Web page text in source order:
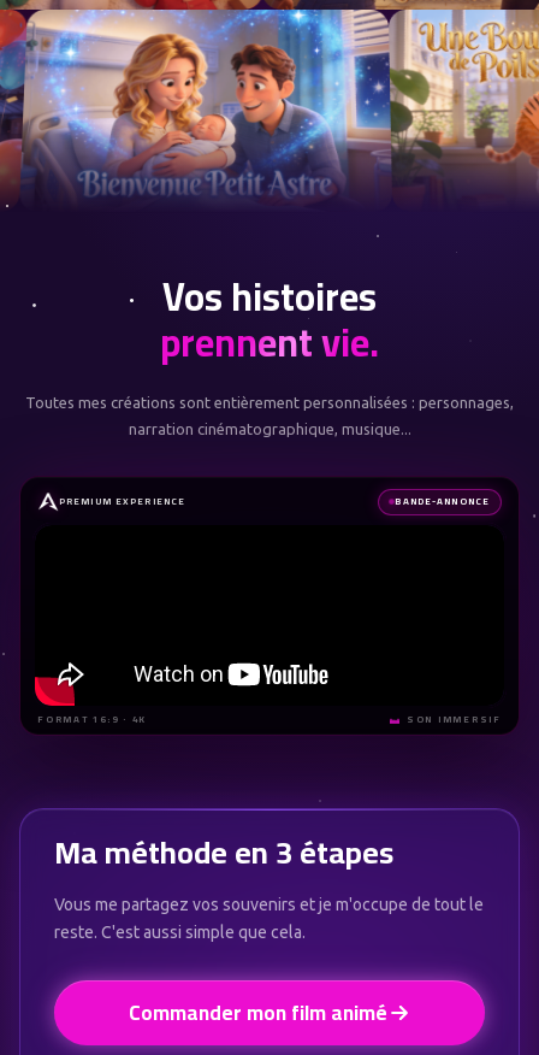
Vos histoires
prennent vie.
Toutes mes créations sont entièrement personnalisées : personnages,
narration cinématographique, musique...
PREMIUM EXPERIENCE BANDE-ANNONCE
FORMAT 16:9 · 4K SON IMMERSIF
Ma méthode en 3 étapes
Vous me partagez vos souvenirs et je m'occupe de tout le
reste. C'est aussi simple que cela.
Commander mon film animé